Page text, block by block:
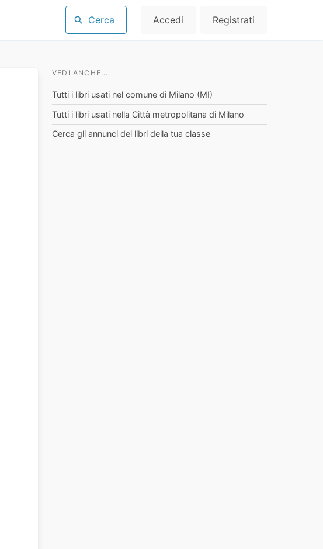
Cerca Accedi Registrati
VEDI ANCHE...
Tutti i libri usati nel comune di Milano (MI)
Tutti i libri usati nella Città metropolitana di Milano
Cerca gli annunci dei libri della tua classe